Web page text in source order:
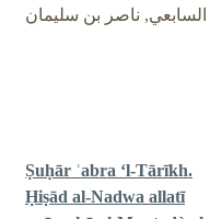
السابعي, ناصر بن سليمان
Ṣuḥār ʿabra ‘l-Tārīkh.
Ḥiṣād al-Nadwa allatī